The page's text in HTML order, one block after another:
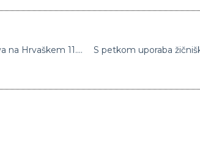
Plenković napovedal: Prvi odmerki Moderninega cepiva na Hrvaškem 11. januarja S petkom uporaba